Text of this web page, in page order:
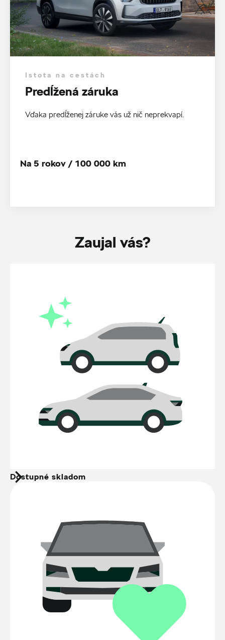
Istota na cestách
Predĺžená záruka
Vďaka predĺženej záruke vás už nič neprekvapí.
Na 5 rokov / 100 000 km
Zaujal vás?
Dostupné skladom